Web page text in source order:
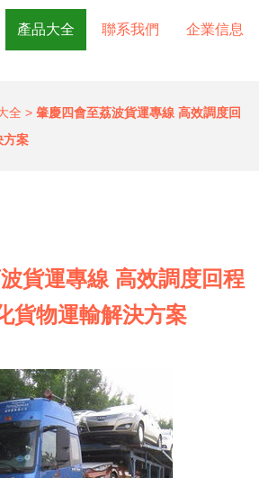
產品大全 聯系我們 企業信息
全 > 肇慶四會至荔波貨運專線 高效調度回
方案
貨運專線 高效調度回程
貨物運輸解決方案